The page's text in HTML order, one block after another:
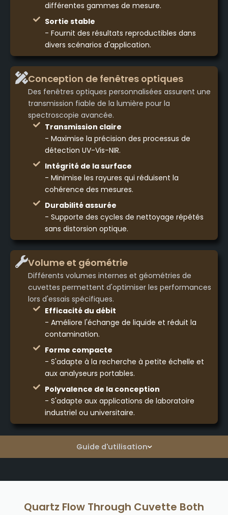
Guide d'utilisation
différentes gammes de mesure.
Sortie stable
- Fournit des résultats reproductibles dans
divers scénarios d'application.
Conception de fenêtres optiques
Des fenêtres optiques personnalisées assurent une
transmission fiable de la lumière pour la
spectroscopie avancée.
Transmission claire
- Maximise la précision des processus de
détection UV-Vis-NIR.
Intégrité de la surface
- Minimise les rayures qui réduisent la
cohérence des mesures.
Durabilité assurée
- Supporte des cycles de nettoyage répétés
sans distorsion optique.
Volume et géométrie
Différents volumes internes et géométries de
cuvettes permettent d'optimiser les performances
lors d'essais spécifiques.
Efficacité du débit
- Améliore l'échange de liquide et réduit la
contamination.
Forme compacte
- S'adapte à la recherche à petite échelle et
aux analyseurs portables.
Polyvalence de la conception
- S'adapte aux applications de laboratoire
industriel ou universitaire.
Quartz Flow Through Cuvette Both